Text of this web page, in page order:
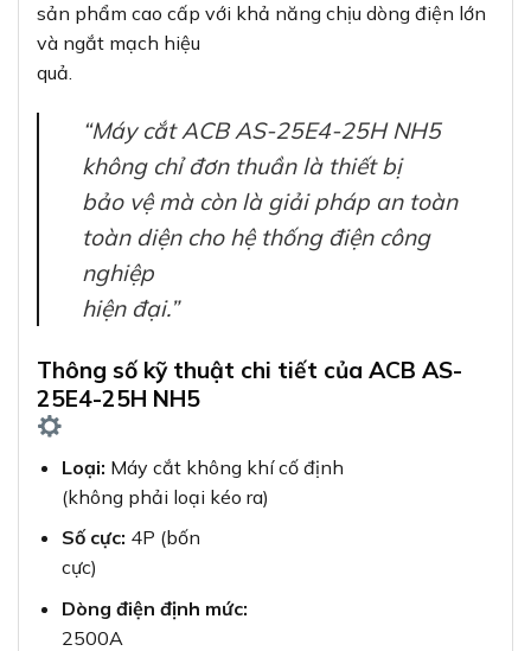
sản phẩm cao cấp với khả năng chịu dòng điện lớn
và ngắt mạch hiệu
quả.
“Máy cắt ACB AS-25E4-25H NH5
không chỉ đơn thuần là thiết bị
bảo vệ mà còn là giải pháp an toàn
toàn diện cho hệ thống điện công
nghiệp
hiện đại.”
Thông số kỹ thuật chi tiết của ACB AS-
25E4-25H NH5
Loại: Máy cắt không khí cố định
(không phải loại kéo ra)
Số cực: 4P (bốn
cực)
Dòng điện định mức:
2500A